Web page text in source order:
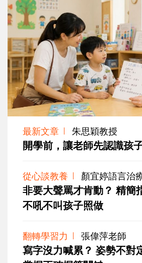
最新文章 朱思穎教授
開學前，讓老師先認識孩
從心談教養 顏宜婷語言治
非要大聲罵才肯動？ 精簡
不吼不叫孩子照做
翻轉學習力 張偉萍老師
寫字沒力喊累？ 姿勢不對